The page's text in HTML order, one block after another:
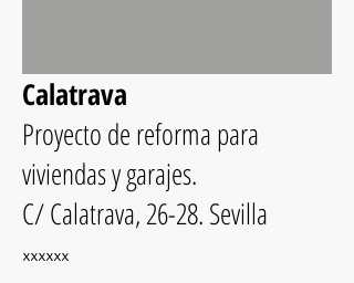
Calatrava
Proyecto de reforma para
viviendas y garajes.
C/ Calatrava, 26-28. Sevilla
xxxxxx